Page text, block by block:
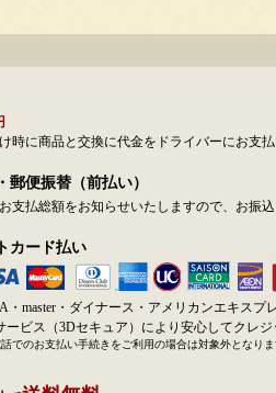
時に商品と交換に代金をドライバーにお支払
郵便振替（前払い）
支払総額をお知らせいたしますので、お振
カード払い
・master・ダイナース・アメリカンエキス
ービス（3Dセキュア）により安心してクレジ
でのお支払い手続きをご利用の場合は対象外となりま